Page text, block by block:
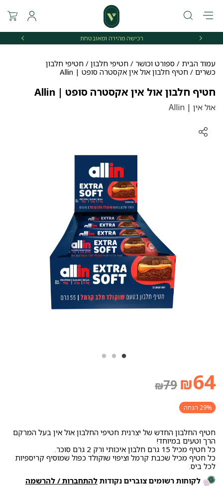
רכישה מהירה ומאובטחת
עמוד הבית / ספורט וכושר / חטיפי חלבון / חטיפי חלבון
כשרים / חטיף חלבון אול אין אקסטרה סופט | Allin
חטיף חלבון אול אין אקסטרה סופט | Allin
אול אין | Allin
₪79 ₪64
29% הנחה
חטיף החלבון החדש של יצרנית חטיפי החלבון אול אין בעל המרקם
הרך וטעים במיוחד!
כל חטיף מכיל 15 גרם חלבון איכותי ורק 2 גרם סוכר.
כל חטיף מכיל שכבת קרמל וציפוי שוקולד כפול שמוסיף קריספיות
לכל ביס.
לקוחות רשומים צוברים נקודות להתחברות / להרשמה